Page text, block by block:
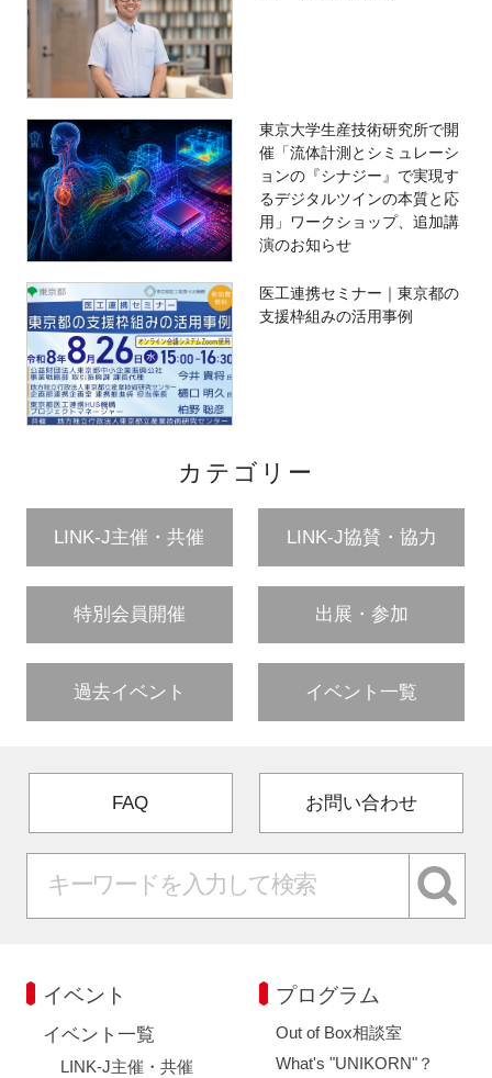
東京大学生産技術研究所で開
催「流体計測とシミュレーシ
ョンの『シナジー』で実現す
るデジタルツインの本質と応
用」ワークショップ、追加講
演のお知らせ
医工連携セミナー｜東京都の
支援枠組みの活用事例
カテゴリー
LINK-J主催・共催 LINK-J協賛・協力
特別会員開催 出展・参加
過去イベント イベント一覧
FAQ お問い合わせ
イベント
イベント一覧
LINK-J主催・共催
プログラム
Out of Box相談室
What's "UNIKORN"？